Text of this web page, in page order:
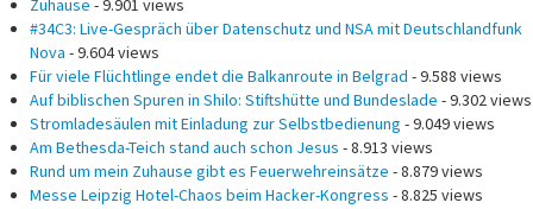
#34C3: Live-Gespräch über Datenschutz und NSA mit Deutschlandfunk
Nova - 9.604 views
Für viele Flüchtlinge endet die Balkanroute in Belgrad - 9.588 views
Auf biblischen Spuren in Shilo: Stiftshütte und Bundeslade - 9.302 views
Stromladesäulen mit Einladung zur Selbstbedienung - 9.049 views
Am Bethesda-Teich stand auch schon Jesus - 8.913 views
Rund um mein Zuhause gibt es Feuerwehreinsätze - 8.879 views
Messe Leipzig Hotel-Chaos beim Hacker-Kongress - 8.825 views